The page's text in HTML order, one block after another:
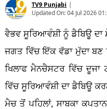
TV9 Punjabi |
Updated On:04 Jul 2026
ਵੈਭਵ ਸੂਰਿਆਵੰਸ਼ੀ ਨੂੰ ਡੈਬਿਊ ਦਾ
ਜਗਤ ਵਿੱਚ ਇੱਕ ਵੱਡਾ ਮੁੱਦਾ
ਖਿਲਾਫ ਮੈਨਚੈਸਟਰ ਵਿੱਚ
ਵਿੱਚ ਸੂਰਿਆਵੰਸ਼ੀ ਦਾ ਡੈਬਿਊ
ਮੈਚ ਤੋਂ ਪਹਿਲਾਂ, ਸਾਬਕਾ